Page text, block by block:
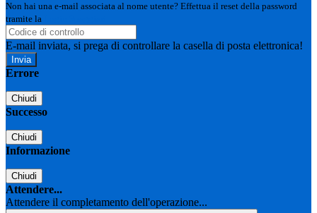
Non hai una e-mail associata al nome utente? Effettua il reset della password
tramite la
E-mail inviata, si prega di controllare la casella di posta elettronica!
Errore
Chiudi
Successo
Chiudi
Informazione
Chiudi
Attendere...
Attendere il completamento dell'operazione...